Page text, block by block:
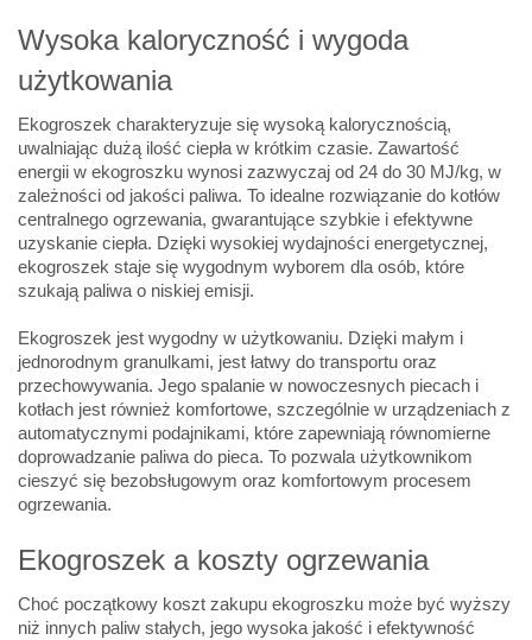
Wysoka kaloryczność i wygoda
użytkowania
Ekogroszek charakteryzuje się wysoką kalorycznością,
uwalniając dużą ilość ciepła w krótkim czasie. Zawartość
energii w ekogroszku wynosi zazwyczaj od 24 do 30 MJ/kg, w
zależności od jakości paliwa. To idealne rozwiązanie do kotłów
centralnego ogrzewania, gwarantujące szybkie i efektywne
uzyskanie ciepła. Dzięki wysokiej wydajności energetycznej,
ekogroszek staje się wygodnym wyborem dla osób, które
szukają paliwa o niskiej emisji.
Ekogroszek jest wygodny w użytkowaniu. Dzięki małym i
jednorodnym granulkami, jest łatwy do transportu oraz
przechowywania. Jego spalanie w nowoczesnych piecach i
kotłach jest również komfortowe, szczególnie w urządzeniach z
automatycznymi podajnikami, które zapewniają równomierne
doprowadzanie paliwa do pieca. To pozwala użytkownikom
cieszyć się bezobsługowym oraz komfortowym procesem
ogrzewania.
Ekogroszek a koszty ogrzewania
Choć początkowy koszt zakupu ekogroszku może być wyższy
niż innych paliw stałych, jego wysoka jakość i efektywność